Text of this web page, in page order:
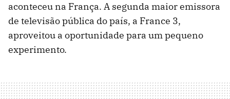
aconteceu na França. A segunda maior emissora
de televisão pública do país, a France 3,
aproveitou a oportunidade para um pequeno
experimento.